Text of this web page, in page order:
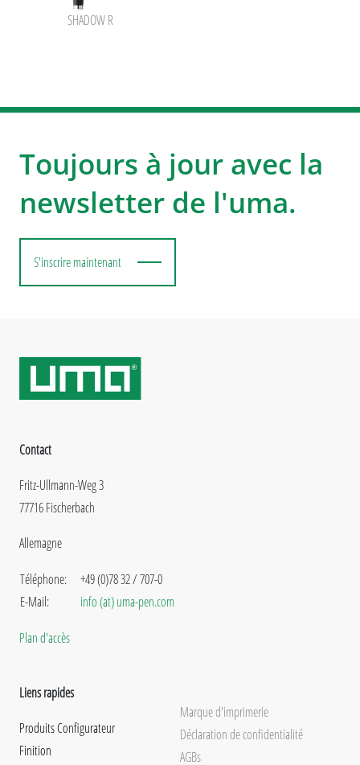
SHADOW R
Toujours à jour avec la
newsletter de l'uma.
S'inscrire maintenant
Contact
Fritz-Ullmann-Weg 3
77716 Fischerbach
Allemagne
Téléphone:
E-Mail:
+49 (0)78 32 / 707-0
info (at) uma-pen.com
Plan d'accès
Liens rapides
Produits Configurateur
Finition
Marque d'imprimerie
Déclaration de confidentialité
AGBs